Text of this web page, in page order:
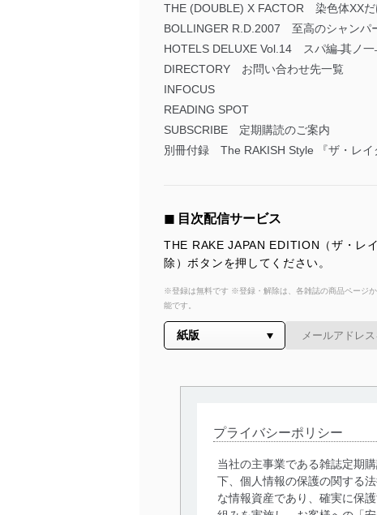
THE (DOUBLE) X FACTOR 染色体XXだ
BOLLINGER R.D.2007 至高のシャンパ
HOTELS DELUXE Vol.14 スパ編 ̶其ノ一 ̶
DIRECTORY お問い合わせ先一覧
INFOCUS
READING SPOT
SUBSCRIBE 定期購読のご案内
別冊付録 The RAKISH Style 『ザ・レイ
◼︎ 目次配信サービス
THE RAKE JAPAN EDITION（ザ・レ
除）ボタンを押してください。
※登録は無料です ※登録・解除は、各雑誌の商品ページ
能です。
プライバシーポリシー
当社の主事業である雑誌定期
下、個人情報の保護の関する
な情報資産であり、確実に保